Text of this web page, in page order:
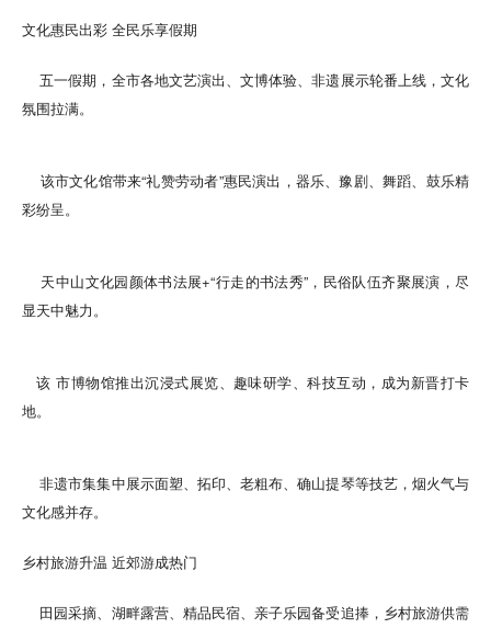
文化惠民出彩 全民乐享假期
五一假期，全市各地文艺演出、文博体验、非遗展示轮番上线，文化
氛围拉满。
该市文化馆带来“礼赞劳动者”惠民演出，器乐、豫剧、舞蹈、鼓乐精
彩纷呈。
天中山文化园颜体书法展+“行走的书法秀”，民俗队伍齐聚展演，尽
显天中魅力。
该 市博物馆推出沉浸式展览、趣味研学、科技互动，成为新晋打卡
地。
非遗市集集中展示面塑、拓印、老粗布、确山提琴等技艺，烟火气与
文化感并存。
乡村旅游升温 近郊游成热门
田园采摘、湖畔露营、精品民宿、亲子乐园备受追捧，乡村旅游供需